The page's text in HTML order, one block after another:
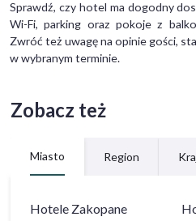
Sprawdź, czy hotel ma dogodny
Wi-Fi, parking oraz pokoje z
Zwróć też uwagę na opinie gości,
w wybranym terminie.
Zobacz też
Miasto Region
Hotele Zakopane